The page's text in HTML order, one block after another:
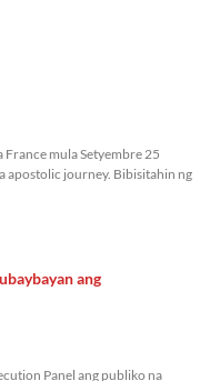
France mula Setyembre 25
apostolic journey. Bibisitahin ng
ang
Panel ang publiko na